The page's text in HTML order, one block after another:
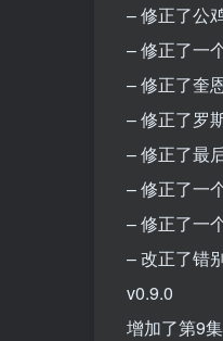
– 修正了公
– 修正了一
– 修正了奎
– 修正了罗
– 修正了最
– 修正了一
– 修正了一
– 改正了错
v0.9.0
增加了第9